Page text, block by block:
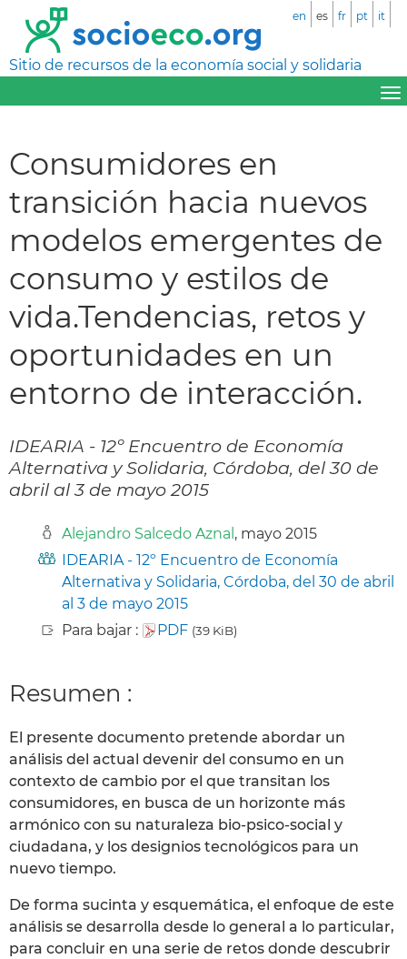
Sitio de recursos de la economía social y solidaria
en es fr pt it
Consumidores en
transición hacia nuevos
modelos emergentes de
consumo y estilos de
vida.Tendencias, retos y
oportunidades en un
entorno de interacción.
IDEARIA - 12º Encuentro de Economía
Alternativa y Solidaria, Córdoba, del 30 de
abril al 3 de mayo 2015
Alejandro Salcedo Aznal , mayo 2015
IDEARIA - 12º Encuentro de Economía
Alternativa y Solidaria, Córdoba, del 30 de abril
al 3 de mayo 2015
Para bajar :
PDF (39 KiB)
Resumen :
El presente documento pretende abordar un
análisis del actual devenir del consumo en un
contexto de cambio por el que transitan los
consumidores, en busca de un horizonte más
armónico con su naturaleza bio-psico-social y
ciudadana, y los designios tecnológicos para un
nuevo tiempo.
De forma sucinta y esquemática, el enfoque de este
análisis se desarrolla desde lo general a lo particular,
para concluir en una serie de retos donde descubrir